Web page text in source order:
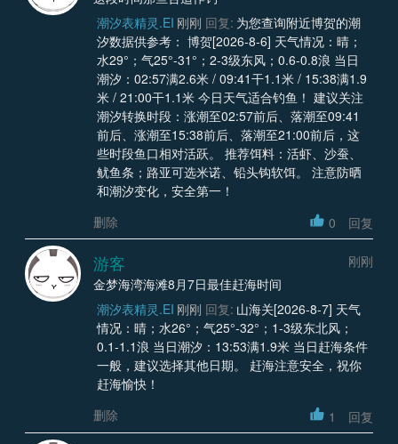
潮汐表精灵.EI 刚刚 回复: 为您查询附近博贺的潮
汐数据供参考： 博贺[2026-8-6] 天气情况：晴；
水29°；气25°-31°；2-3级东风；0.6-0.8浪 当日
潮汐：02:57满2.6米 / 09:41干1.1米 / 15:38满1.9
米 / 21:00干1.1米 今日天气适合钓鱼！ 建议关注
潮汐转换时段：涨潮至02:57前后、落潮至09:41
前后、涨潮至15:38前后、落潮至21:00前后，这
些时段鱼口相对活跃。 推荐饵料：活虾、沙蚕、
鱿鱼条；路亚可选米诺、铅头钩软饵。 注意防晒
和潮汐变化，安全第一！
删除
0 回复
游客
刚刚
金梦海湾海滩8月7日最佳赶海时间
潮汐表精灵.EI 刚刚 回复: 山海关[2026-8-7] 天气
情况：晴；水26°；气25°-32°；1-3级东北风；
0.1-1.1浪 当日潮汐：13:53满1.9米 当日赶海条件
一般，建议选择其他日期。 赶海注意安全，祝你
赶海愉快！
删除
1 回复